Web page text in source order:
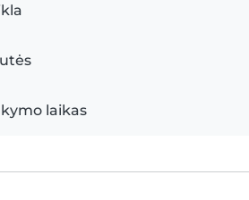
laikas